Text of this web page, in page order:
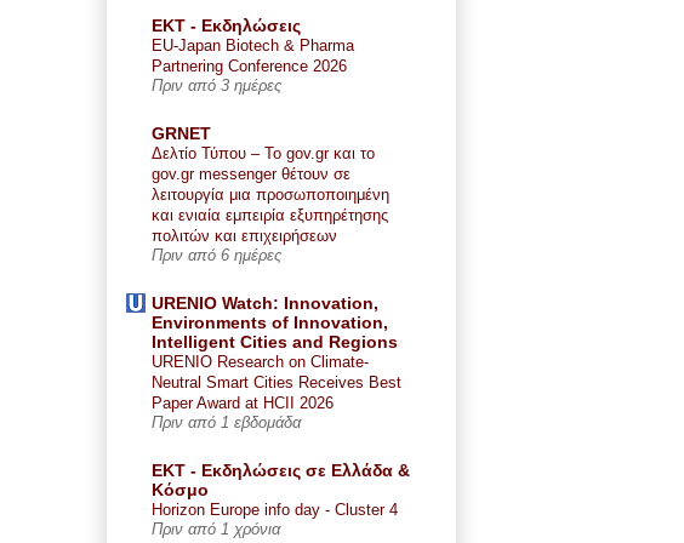
ΕΚΤ - Εκδηλώσεις
EU-Japan Biotech & Pharma
Partnering Conference 2026
Πριν από 3 ημέρες
GRNET
Δελτίο Τύπου – Το gov.gr και το
gov.gr messenger θέτουν σε
λειτουργία μια προσωποποιημένη
και ενιαία εμπειρία εξυπηρέτησης
πολιτών και επιχειρήσεων
Πριν από 6 ημέρες
URENIO Watch: Innovation,
Environments of Innovation,
Intelligent Cities and Regions
URENIO Research on Climate-
Neutral Smart Cities Receives Best
Paper Award at HCII 2026
Πριν από 1 εβδομάδα
ΕΚΤ - Εκδηλώσεις σε Ελλάδα &
Κόσμο
Horizon Europe info day - Cluster 4
Πριν από 1 χρόνια